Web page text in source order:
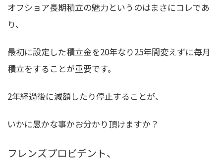
オフショア長期積立の魅力というのはまさにコレであ
り、
最初に設定した積立金を20年なり25年間変えずに毎月
積立をすることが重要です。
2年経過後に減額したり停止することが、
いかに愚かな事かお分かり頂けますか？
フレンズプロビデント、